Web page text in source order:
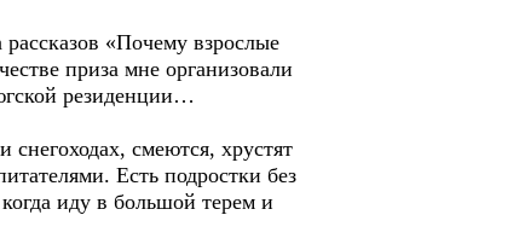
«Почему взрослые
приза мне организовали
резиденции…
смеются, хрустят
Есть подростки без
иду в большой терем и